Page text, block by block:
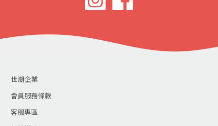
世潮企業
會員服務條款
客服專區